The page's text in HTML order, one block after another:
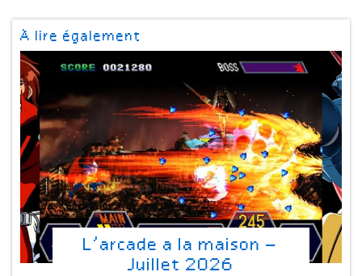
À lire également
L’arcade a la maison –
Juillet 2026